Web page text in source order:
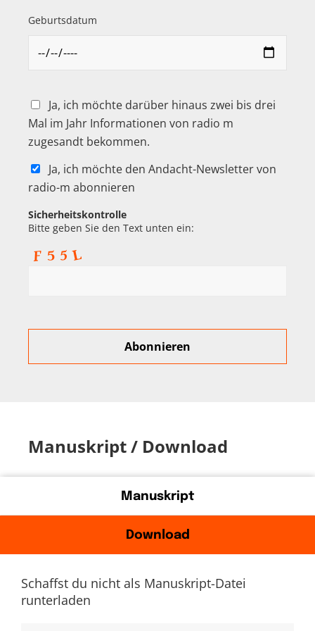
Geburtsdatum
Ja, ich möchte darüber hinaus zwei bis drei
Mal im Jahr Informationen von radio m
zugesandt bekommen.
Ja, ich möchte den Andacht-Newsletter von
radio-m abonnieren
Sicherheitskontrolle
Bitte geben Sie den Text unten ein:
Manuskript / Download
Manuskript
Download
Schaffst du nicht als Manuskript-Datei
runterladen